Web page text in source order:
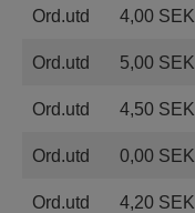
Ord.utd 4,00 SEK
Ord.utd 5,00 SEK
Ord.utd 4,50 SEK
Ord.utd 0,00 SEK
Ord.utd 4,20 SEK